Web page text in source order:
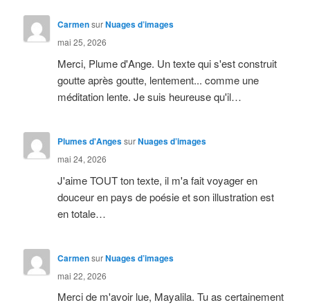
CarmensurNuages d’images
mai 25, 2026
Merci, Plume d'Ange. Un texte qui s'est construit
goutte après goutte, lentement... comme une
méditation lente. Je suis heureuse qu'il…
Plumes d'AngessurNuages d’images
mai 24, 2026
J'aime TOUT ton texte, il m'a fait voyager en
douceur en pays de poésie et son illustration est
en totale…
CarmensurNuages d’images
mai 22, 2026
Merci de m'avoir lue, Mayalila. Tu as certainement